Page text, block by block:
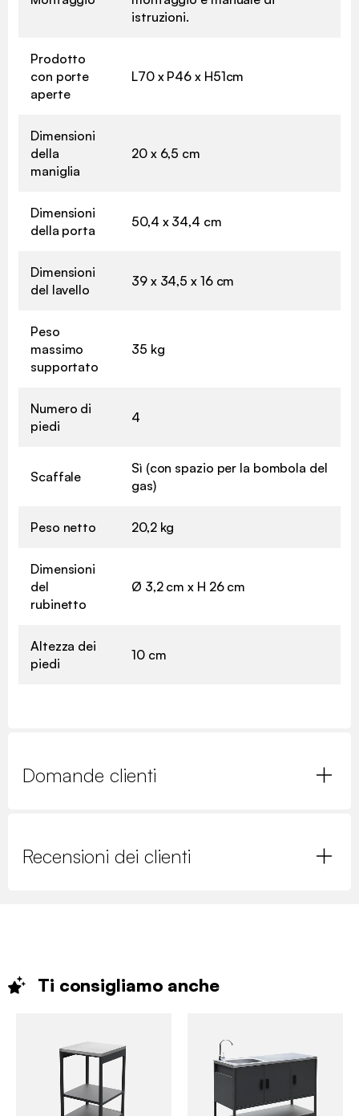
istruzioni.
Prodotto
con porte
aperte
L70 x P46 x H51cm
Dimensioni
della
maniglia
20 x 6,5 cm
Dimensioni
della porta
50,4 x 34,4 cm
Dimensioni
del lavello
39 x 34,5 x 16 cm
Peso
massimo
supportato
35 kg
Numero di
piedi
4
Scaffale
Sì (con spazio per la bombola del
gas)
Peso netto 20,2 kg
Dimensioni
del
rubinetto
Ø 3,2 cm x H 26 cm
Altezza dei
piedi
10 cm
Domande clienti
Recensioni dei clienti
Ti consigliamo anche